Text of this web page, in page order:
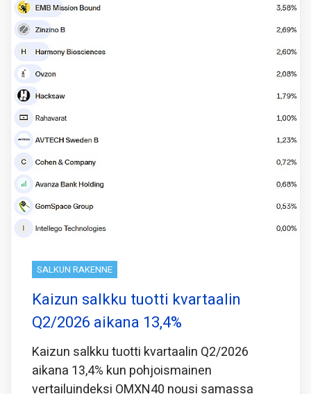
SALKUN RAKENNE
Kaizun salkku tuotti kvartaalin
Q2/2026 aikana 13,4%
Kaizun salkku tuotti kvartaalin Q2/2026
aikana 13,4% kun pohjoismainen
vertailuindeksi OMXN40 nousi samassa